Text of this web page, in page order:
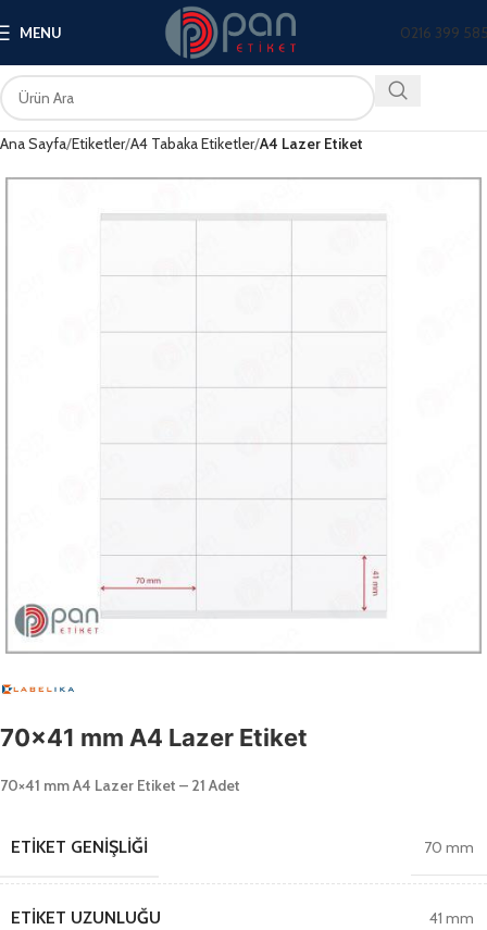
MENU 0216 399
Ana Sayfa Etiketler A4 Tabaka Etiketler A4 Lazer Etiket
70×41 mm A4 Lazer Etiket
70×41 mm A4 Lazer Etiket – 21 Adet
ETIKET GENIŞLIĞI 70 mm
ETIKET UZUNLUĞU 41 mm